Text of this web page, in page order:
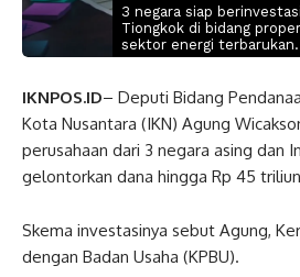
3 negara siap
Tiongkok di bidang
sektor energi
IKNPOS.ID– Deputi Bidang
Kota Nusantara (IKN) Agung
perusahaan dari 3 negara asing dan
gelontorkan dana hingga Rp 45
Skema investasinya sebut Agung,
dengan Badan Usaha (KPBU).